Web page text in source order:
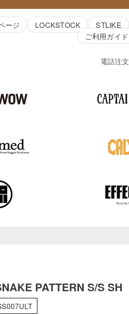
ージ LOCKSTOCK STLIKE
ご利用ガイド
電話注文
PATTERN S/S SH